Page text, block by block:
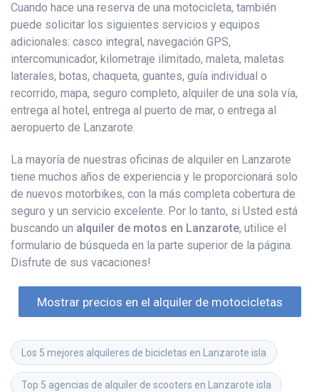
Cuando hace una reserva de una motocicleta, también
puede solicitar los siguientes servicios y equipos
adicionales: casco integral, navegación GPS,
intercomunicador, kilometraje ilimitado, maleta, maletas
laterales, botas, chaqueta, guantes, guía individual o
recorrido, mapa, seguro completo, alquiler de una sola vía,
entrega al hotel, entrega al puerto de mar, o entrega al
aeropuerto de Lanzarote.
La mayoría de nuestras oficinas de alquiler en Lanzarote
tiene muchos años de experiencia y le proporcionará solo
de nuevos motorbikes, con la más completa cobertura de
seguro y un servicio excelente. Por lo tanto, si Usted está
buscando un alquiler de motos en Lanzarote, utilice el
formulario de búsqueda en la parte superior de la página.
Disfrute de sus vacaciones!
Mostrar precios en el alquiler de motocicletas
Los 5 mejores alquileres de bicicletas en Lanzarote isla
Top 5 agencias de alquiler de scooters en Lanzarote isla